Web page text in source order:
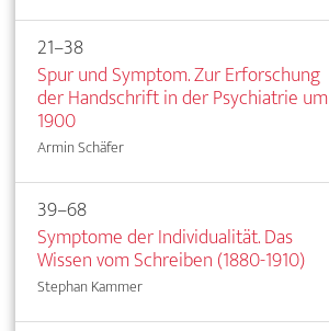
21–38
Spur und Symptom. Zur Erforschung
der Handschrift in der Psychiatrie um
1900
Armin Schäfer
39–68
Symptome der Individualität. Das
Wissen vom Schreiben (1880-1910)
Stephan Kammer